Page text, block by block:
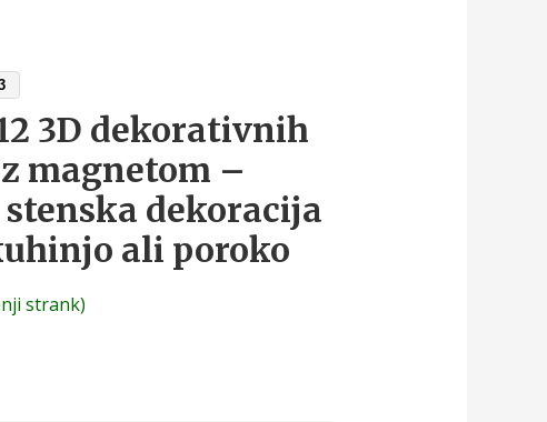
3D dekorativnih
magnetom –
dekoracija
ali poroko
strank)